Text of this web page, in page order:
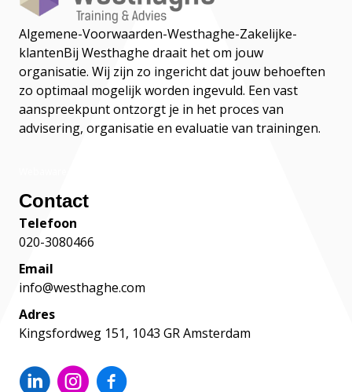
Algemene-Voorwaarden-Westhaghe-Zakelijke-
klantenBij Westhaghe draait het om jouw
organisatie. Wij zijn zo ingericht dat jouw behoeften
zo optimaal mogelijk worden ingevuld. Een vast
aanspreekpunt ontzorgt je in het proces van
advisering, organisatie en evaluatie van trainingen.
Contact
Telefoon
020-3080466
Email
info@westhaghe.com
Adres
Kingsfordweg 151, 1043 GR Amsterdam